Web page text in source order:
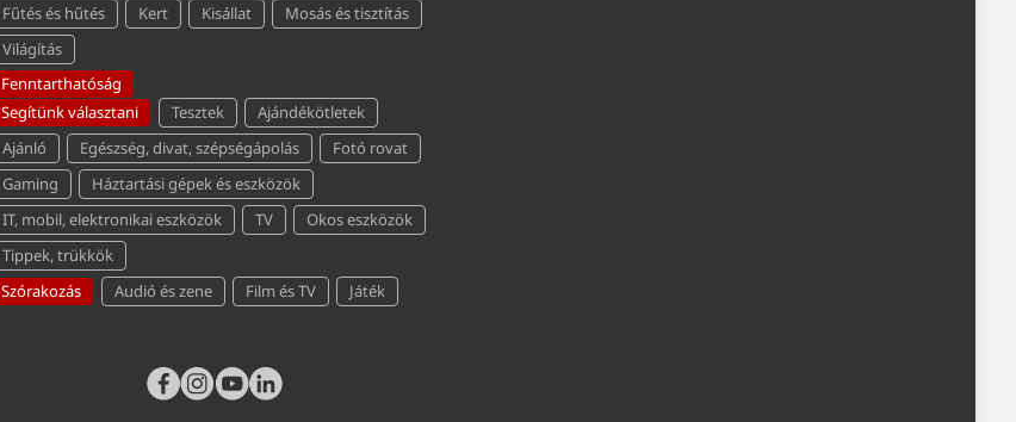
Fűtés és hűtés
Kert Kisállat
Mosás és tisztítás
Világítás
Fenntarthatóság
Segítünk választani
Tesztek
Ajándékötletek
Ajánló
Egészség, divat, szépségápolás
Fotó rovat
Gaming
Háztartási gépek és eszközök
IT, mobil, elektronikai eszközök
TV
Okos eszközök
Tippek, trükkök
Szórakozás
Audió és zene Film és TV Játék